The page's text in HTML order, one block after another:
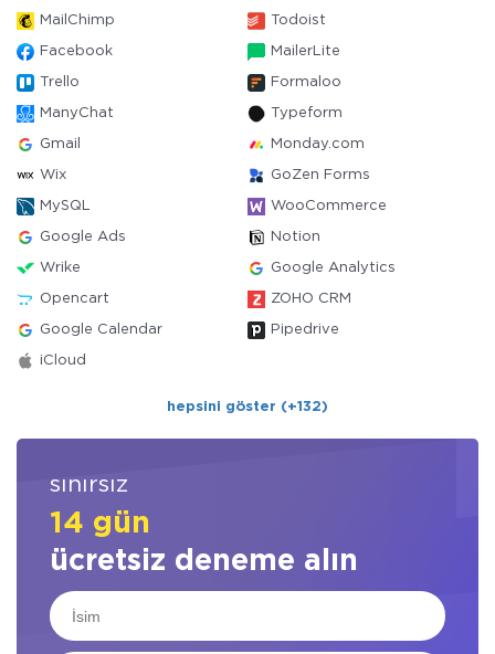
MailChimp Todoist
Facebook MailerLite
Trello Formaloo
ManyChat Typeform
Gmail Monday.com
Wix GoZen Forms
MySQL WooCommerce
Google Ads Notion
Wrike Google Analytics
Opencart ZOHO CRM
Google Calendar Pipedrive
iCloud
hepsini göster (+132)
sınırsız
14 gün
ücretsiz deneme alın